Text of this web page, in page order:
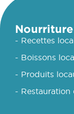
- Recettes
- Boissons
- Produits
- Restauration